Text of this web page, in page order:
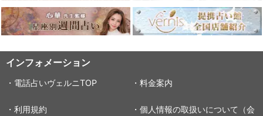
インフォメーション
・電話占いヴェルニTOP ・料金案内
・利用規約
・個人情報の取扱いについて（会